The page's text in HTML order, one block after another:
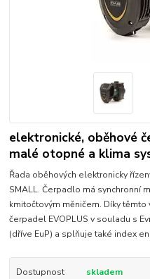
elektronické, oběhové
malé otopné a klima
Řada oběhových elektronicky
SMALL. Čerpadlo má synchronní
kmitočtovým měničem. Díky
čerpadel EVOPLUS v souladu s
(dříve EuP) a splňuje také index
Dostupnost skladem